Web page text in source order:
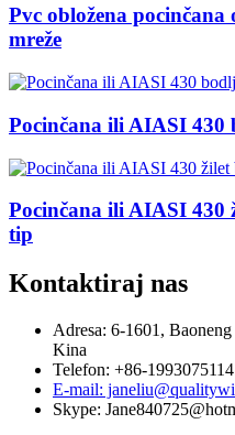
Pvc obložena pocinčana
mreže
Pocinčana ili AIASI
Pocinčana ili AIASI 430
tip
Kontaktiraj nas
Adresa: 6-1601,
Kina
Telefon: +86-
E-mail:
Skype: